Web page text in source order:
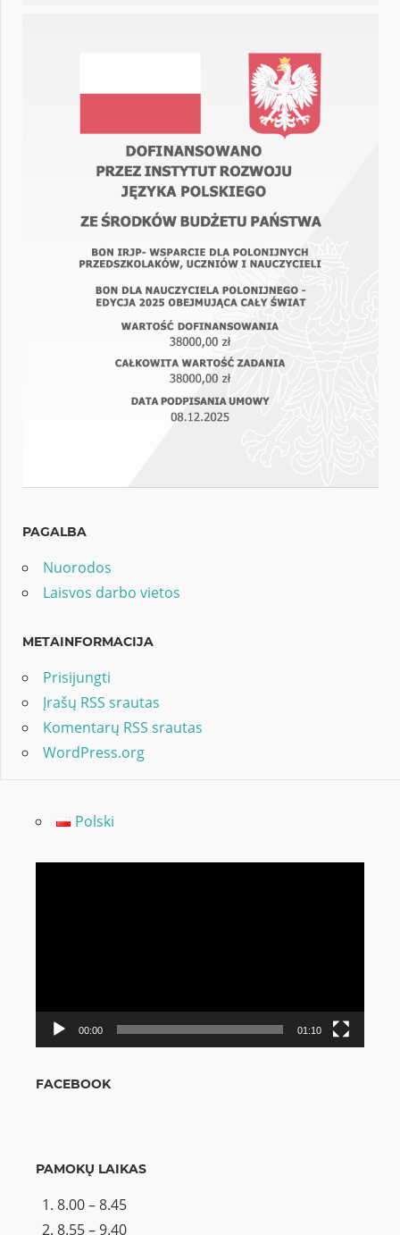
PAGALBA
Nuorodos
Laisvos darbo vietos
METAINFORMACIJA
Prisijungti
Įrašų RSS srautas
Komentarų RSS srautas
WordPress.org
Polski
00:00 01:10
FACEBOOK
PAMOKŲ LAIKAS
8.00 – 8.45
8.55 – 9.40